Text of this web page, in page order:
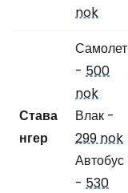
nok
Става
нгер
Самолет
- 500
nok
Влак -
299 nok
Автобус
- 530